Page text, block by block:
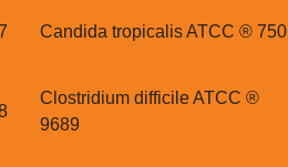
Candida tropicalis ATCC ® 750
Clostridium difficile ATCC ®
9689